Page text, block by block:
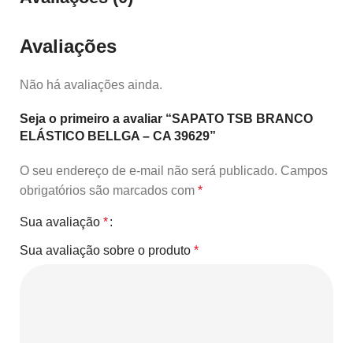
Avaliações
Não há avaliações ainda.
Seja o primeiro a avaliar “SAPATO TSB BRANCO
ELÁSTICO BELLGA – CA 39629”
O seu endereço de e-mail não será publicado. Campos
obrigatórios são marcados com *
Sua avaliação *
Sua avaliação sobre o produto *